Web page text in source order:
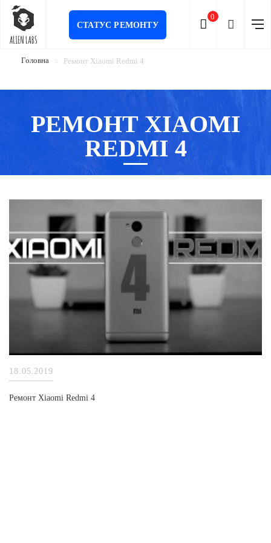
Головна Ремонт Xiaomi Redmi 4
РЕМОНТ XIAOMI
REDMI 4
18.05.2019
Ремонт Xiaomi Redmi 4
СТАТУС РЕМОНТУ
0